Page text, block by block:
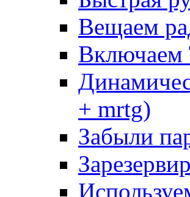
Вещаем
Включаем
+ mrtg)
Забыли